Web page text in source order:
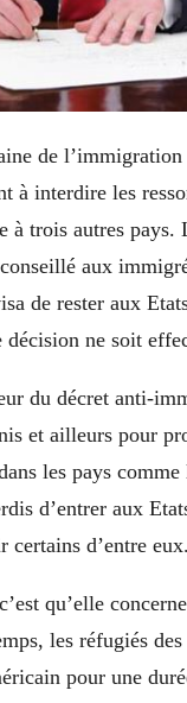
de
à interdire les
à trois autres pays.
aux
de rester aux
décision ne soit
du décret anti-
et ailleurs pour
les pays
d’entrer aux
d’entre eux.
qu’elle
les réfugiés
pour une